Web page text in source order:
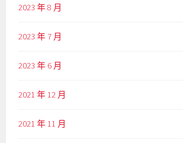
2023 年 8 月
2023 年 7 月
2023 年 6 月
2021 年 12 月
2021 年 11 月